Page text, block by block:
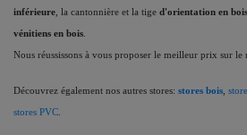
inférieure , la cantonnière et la tige d'orientation en bois
vénitiens en bois
Nous réussissons à vous proposer le meilleur prix sur le
Découvrez également nos autres stores: stores bois
stores PVC